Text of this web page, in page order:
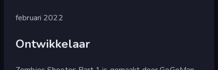
februari 2022
Ontwikkelaar